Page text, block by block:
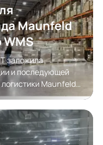
Maunfeld
заложила
и последующей
Maunfeld